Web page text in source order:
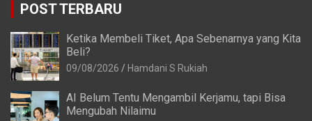
POST TERBARU
Ketika Membeli Tiket, Apa Sebenarnya yang Kita
Beli?
09/08/2026 Hamdani S Rukiah
AI Belum Tentu Mengambil Kerjamu, tapi Bisa
Mengubah Nilaimu